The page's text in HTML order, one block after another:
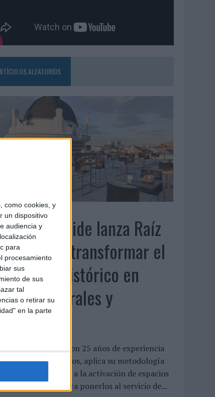
como cookies, y
un dispositivo
audiencia y
para
procesamiento
sus
de sus
tal
o retirar su
en la parte
ALEATORIOS
2026
Worldwide lanza Raíz
para transformar el
histórico en
culturales y
empresa española, con 25 años de experiencia
de eventos, aplica su metodología
producción in-house a la activación de espacios
en desuso para ponerlos al servicio de...